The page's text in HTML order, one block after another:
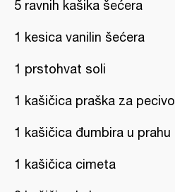
5 ravnih kašika šećera
1 kesica vanilin šećera
1 prstohvat soli
1 kašičica praška za pecivo
1 kašičica đumbira u prahu
1 kašičica cimeta